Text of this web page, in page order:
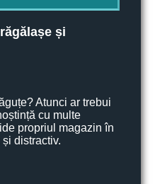
și
Atunci ar trebui
cu multe
propriul magazin în
distractiv.